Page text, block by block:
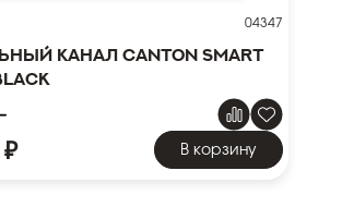
04347
канал Canton Smart
₽ В корзину